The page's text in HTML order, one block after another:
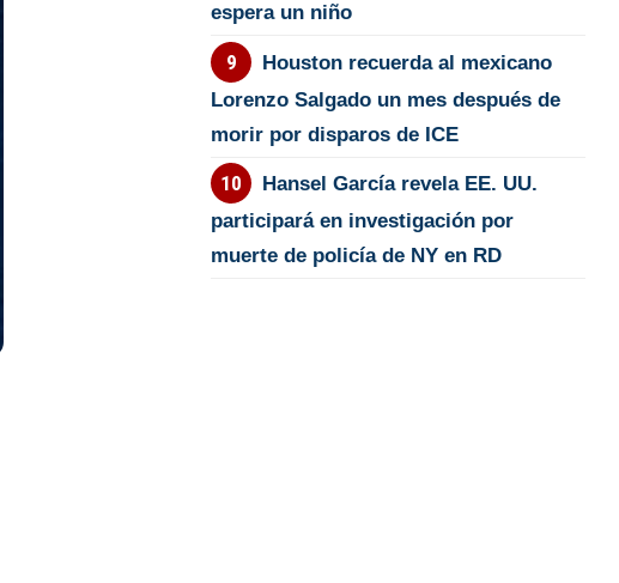
espera un niño
Houston recuerda al mexicano
Lorenzo Salgado un mes después de
morir por disparos de ICE
Hansel García revela EE. UU.
participará en investigación por
muerte de policía de NY en RD